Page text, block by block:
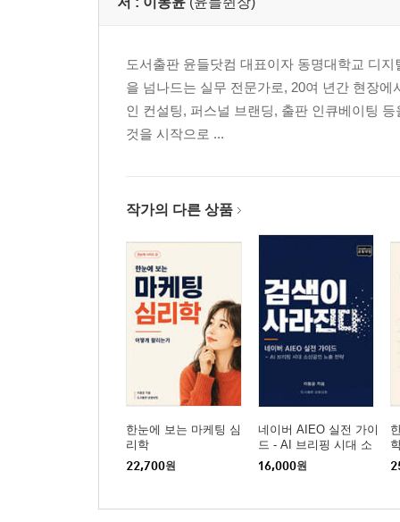
3부 AI는 무엇을 보고 있었는가 164
1장 확증 편향 — 결론이 먼저, 증거는 나중 165
2장 사회적 순응성 — "틀렸어"에 무너지는 이유
4부 AI도 속는 프롬프트 공식 207
1장 딥 리얼리즘의 세 가지 원칙 208
2장 모듈별 프롬프트 키워드 완전 해설 217
3장 실전 적용 가이드 — 유형별 완성 프롬프트 230
에필로그 245
도서출판 윤들닷컴 대표이자 동명대학교 디
을 넘나드는 실무 전문가로, 20여 년간 현장에
인 컨설팅, 퍼스널 브랜딩, 출판 인큐베이팅
것을 시작으로 ...
작가의 다른 상품
한눈에 보는 마케팅 심
리학
22,700원
네이버 AIEO 실전 가이
드 - AI 브리핑 시대 소
상공인 노출 전략
16,000원